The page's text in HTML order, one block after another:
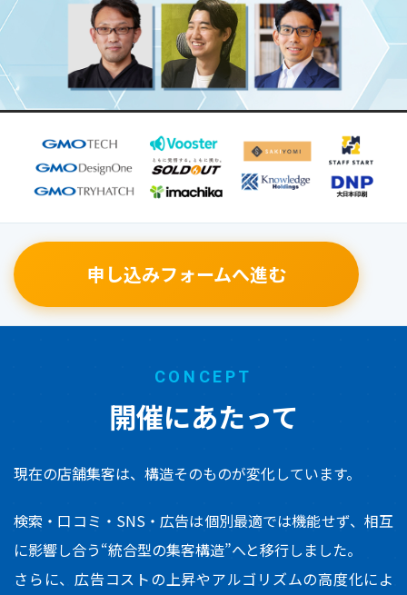
申し込みフォームへ進む
CONCEPT
開催にあたって
現在の店舗集客は、構造そのものが変化しています。
検索・口コミ・SNS・広告は個別最適では機能せず、相互
に影響し合う“統合型の集客構造”へと移行しました。
さらに、広告コストの上昇やアルゴリズムの高度化によ